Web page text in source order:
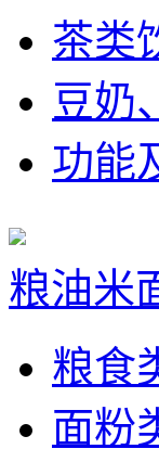
茶类
豆奶
功能
粮油米
粮食
面粉